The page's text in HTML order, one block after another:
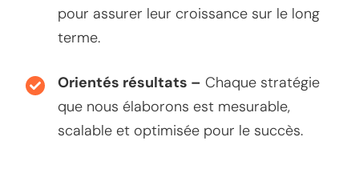
pour assurer leur croissance sur le long
terme.
Orientés résultats – Chaque stratégie
que nous élaborons est mesurable,
scalable et optimisée pour le succès.